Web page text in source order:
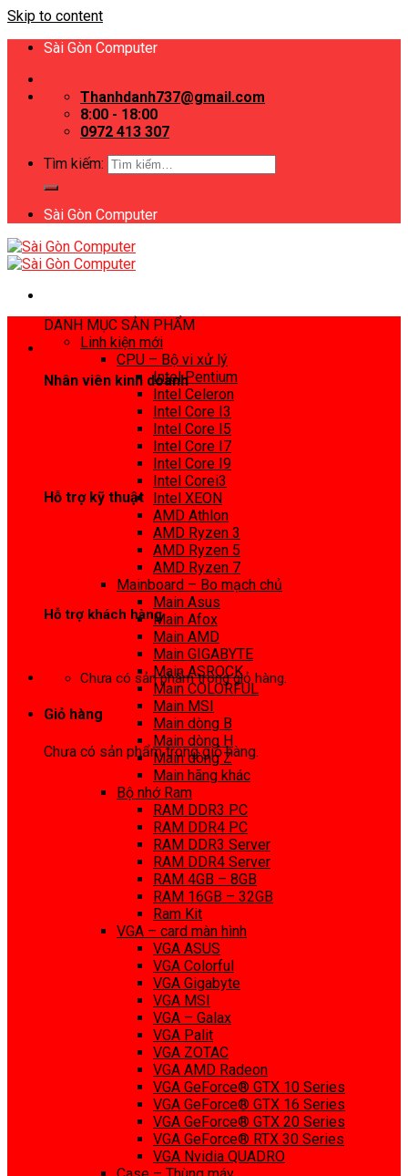
Skip to content
Sài Gòn Computer
Thanhdanh737@gmail.com
8:00 - 18:00
0972 413 307
Tìm kiếm:
Sài Gòn Computer
Nhân viên kinh doanh
Hỗ trợ kỹ thuật
Hỗ trợ khách hàng
Chưa có sản phẩm trong giỏ hàng.
Giỏ hàng
Chưa có sản phẩm trong giỏ hàng.
DANH MỤC SẢN PHẨM
Linh kiện mới
CPU – Bộ vi xử lý
Intel Pentium
Intel Celeron
Intel Core I3
Intel Core I5
Intel Core I7
Intel Core I9
Intel Corei3
Intel XEON
AMD Athlon
AMD Ryzen 3
AMD Ryzen 5
AMD Ryzen 7
Mainboard – Bo mạch chủ
Main Asus
Main Afox
Main AMD
Main GIGABYTE
Main ASROCK
Main COLORFUL
Main MSI
Main dòng B
Main dòng H
Main dòng Z
Main hãng khác
Bộ nhớ Ram
RAM DDR3 PC
RAM DDR4 PC
RAM DDR3 Server
RAM DDR4 Server
RAM 4GB – 8GB
RAM 16GB – 32GB
Ram Kit
VGA – card màn hình
VGA ASUS
VGA Colorful
VGA Gigabyte
VGA MSI
VGA – Galax
VGA Palit
VGA ZOTAC
VGA AMD Radeon
VGA GeForce® GTX 10 Series
VGA GeForce® GTX 16 Series
VGA GeForce® GTX 20 Series
VGA GeForce® RTX 30 Series
VGA Nvidia QUADRO